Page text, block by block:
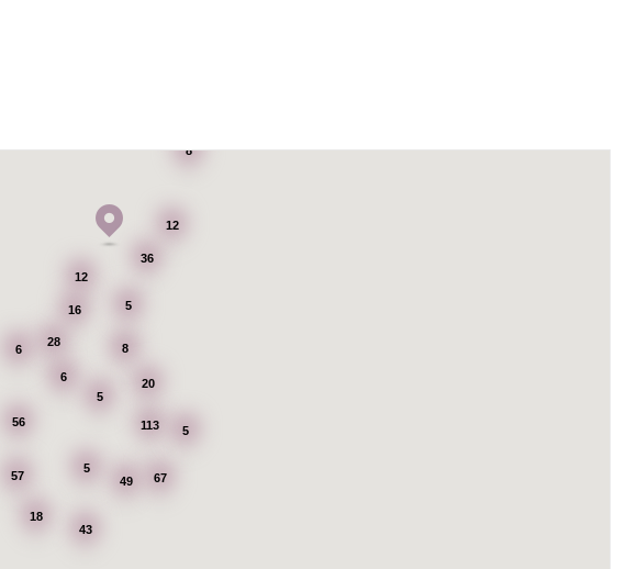
49
113
56
57
8
67
28
12
43
36
6
12
5
8
20
5
18
5
6
5
16